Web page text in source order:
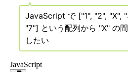
JavaScript で ["1", "2", "X",
"7"] という配列から "X" の
したい
JavaScript